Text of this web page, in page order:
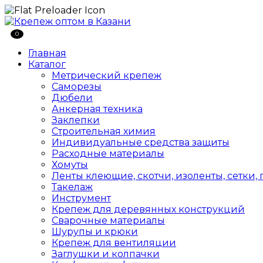
0
Главная
Каталог
Метрический крепеж
Саморезы
Дюбели
Анкерная техника
Заклепки
Строительная химия
Индивидуальные средства защиты
Расходные материалы
Хомуты
Ленты клеющие, скотчи, изоленты, сетки,
Такелаж
Инструмент
Крепеж для деревянных конструкций
Сварочные материалы
Шурупы и крюки
Крепеж для вентиляции
Заглушки и колпачки